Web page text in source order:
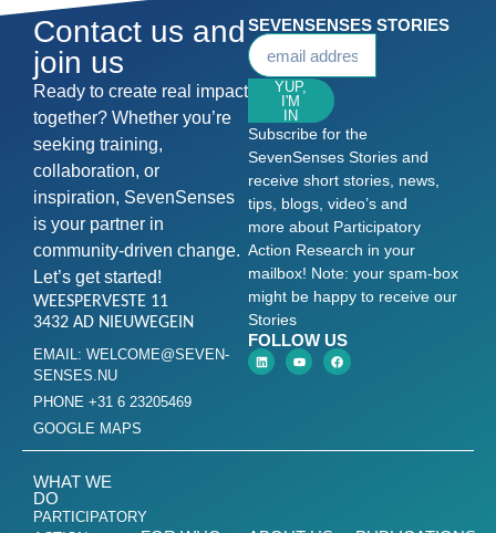
Contact us and
join us
Ready to create real impact
together? Whether you’re
seeking training,
collaboration, or
inspiration, SevenSenses
is your partner in
community-driven change.
Let’s get started!
WEESPERVESTE 11
3432 AD NIEUWEGEIN
EMAIL: WELCOME@SEVEN-
SENSES.NU
PHONE +31 6 23205469
GOOGLE MAPS
SEVENSENSES STORIES
YUP,
I'M
IN
Subscribe for the
SevenSenses Stories and
receive short stories, news,
tips, blogs, video’s and
more about Participatory
Action Research in your
mailbox! Note: your spam-box
might be happy to receive our
Stories
FOLLOW US
WHAT WE
DO
PARTICIPATORY